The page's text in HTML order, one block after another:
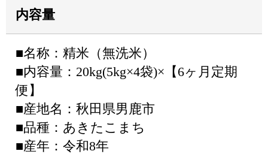
内容量
■名称：精米（無洗米）
■内容量：20kg(5kg×4袋)×【6ヶ月定期
便】
■産地名：秋田県男鹿市
■品種：あきたこまち
■産年：令和8年